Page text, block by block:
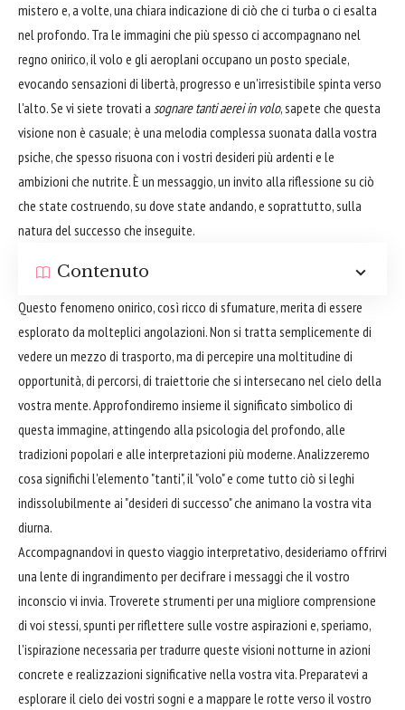
mistero e, a volte, una chiara indicazione di ciò che ci turba o ci esalta
nel profondo. Tra le immagini che più spesso ci accompagnano nel
regno onirico, il volo e gli aeroplani occupano un posto speciale,
evocando sensazioni di libertà, progresso e un'irresistibile spinta verso
l'alto. Se vi siete trovati a sognare tanti aerei in volo, sapete che questa
visione non è casuale; è una melodia complessa suonata dalla vostra
psiche, che spesso risuona con i vostri desideri più ardenti e le
ambizioni che nutrite. È un messaggio, un invito alla riflessione su ciò
che state costruendo, su dove state andando, e soprattutto, sulla
natura del successo che inseguite.
Contenuto
Questo fenomeno onirico, così ricco di sfumature, merita di essere
esplorato da molteplici angolazioni. Non si tratta semplicemente di
vedere un mezzo di trasporto, ma di percepire una moltitudine di
opportunità, di percorsi, di traiettorie che si intersecano nel cielo della
vostra mente. Approfondiremo insieme il significato simbolico di
questa immagine, attingendo alla psicologia del profondo, alle
tradizioni popolari e alle interpretazioni più moderne. Analizzeremo
cosa significhi l'elemento "tanti", il "volo" e come tutto ciò si leghi
indissolubilmente ai "desideri di successo" che animano la vostra vita
diurna.
Accompagnandovi in questo viaggio interpretativo, desideriamo offrirvi
una lente di ingrandimento per decifrare i messaggi che il vostro
inconscio vi invia. Troverete strumenti per una migliore comprensione
di voi stessi, spunti per riflettere sulle vostre aspirazioni e, speriamo,
l'ispirazione necessaria per tradurre queste visioni notturne in azioni
concrete e realizzazioni significative nella vostra vita. Preparatevi a
esplorare il cielo dei vostri sogni e a mappare le rotte verso il vostro